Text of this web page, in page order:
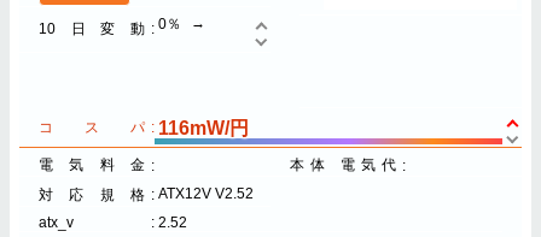
10日変動 0％
コスパ 116mW/円
電気料金
本体 電気代
対応規格
ATX12V V2.52
atx_v
2.52